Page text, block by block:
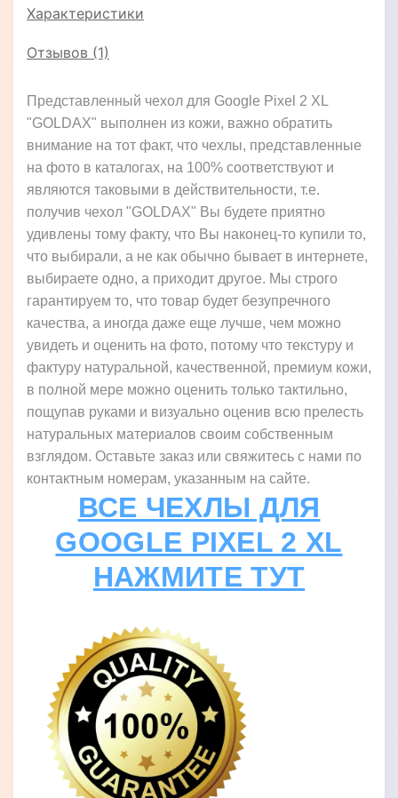
Характеристики
Отзывов (1)
Представленный чехол для Google Pixel 2 XL
"GOLDAX" выполнен из кожи, важно обратить
внимание на тот факт, что чехлы, представленные
на фото в каталогах, на 100% соответствуют и
являются таковыми в действительности, т.е.
получив чехол "GOLDAX" Вы будете приятно
удивлены тому факту, что Вы наконец-то купили то,
что выбирали, а не как обычно бывает в интернете,
выбираете одно, а приходит другое. Мы строго
гарантируем то, что товар будет безупречного
качества, а иногда даже еще лучше, чем можно
увидеть и оценить на фото, потому что текстуру и
фактуру натуральной, качественной, премиум кожи,
в полной мере можно оценить только тактильно,
пощупав руками и визуально оценив всю прелесть
натуральных материалов своим собственным
взглядом. Оставьте заказ или свяжитесь с нами по
контактным номерам, указанным на сайте.
ВСЕ ЧЕХЛЫ ДЛЯ
GOOGLE PIXEL 2 XL
НАЖМИТЕ ТУТ